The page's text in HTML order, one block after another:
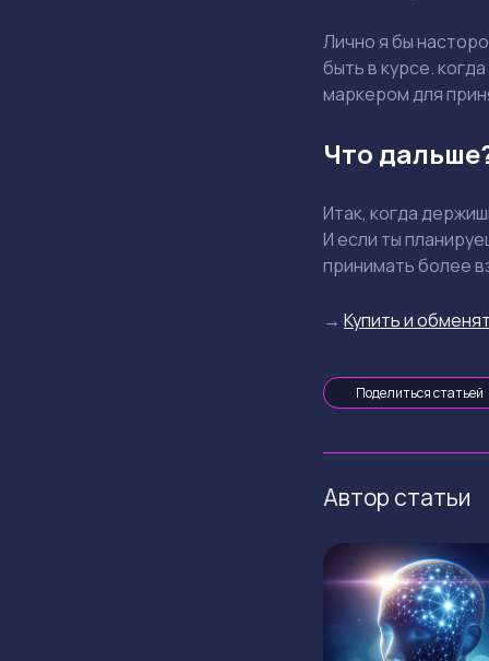
Лично я бы
быть в курсе.
маркером для
Что
Итак, когда
И если ты
принимать более
→ Купить и
Поделиться статьей
Автор статьи